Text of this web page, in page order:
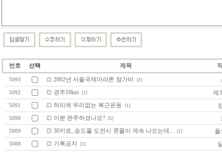
번호 선택 제목
5093 2002년 서울국제마라톤 참가비 [3]
5092 경주10km [2] 제
5091 허리에 무리없는 복근운동 [1]
5090 이분 완주하셨나요? [5]
5089 30키로, 송도풀 도전시 콧물이 계속 나오는데... [1] 풀
5088 기록공지 [1]